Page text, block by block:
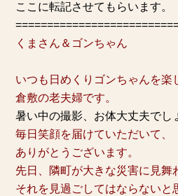
ここに転記させてもらいます。
くまさん＆ゴンちゃん
いつも日めくりゴンちゃんを楽
倉敷の老夫婦です。
暑い中の撮影、お体大丈夫でし
毎日笑顔を届けていただいて、
ありがとうございます。
先日、隣町が大きな災害に見舞
それを見過ごしてはならないと